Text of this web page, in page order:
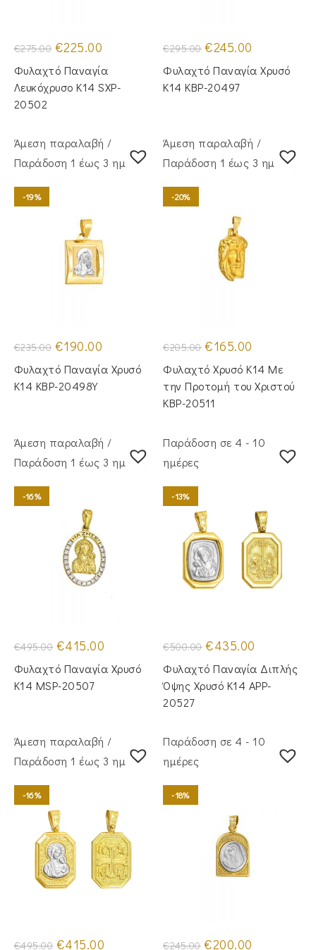
€275.00 Original
price
was:
€275.00.
€225.00
είναι:
€225.00.
Φυλαχτό Παναγία
Λευκόχρυσο Κ14 SXP-
20502
€295.00 Original
price
was:
€295.00.
€245.00
τιμή
είναι:
Φυλαχτό Παναγία Χρυσό
Κ14 KBP-20497
Άμεση παραλαβή /
Παράδoση 1 έως 3 ημέρες
-19%
€235.00 Original
price
was:
€235.00.
€190.00
τιμή
είναι:
Φυλαχτό Παναγία Χρυσό
Κ14 KBP-20498Y
Άμεση παραλαβή /
Παράδoση 1 έως 3 ημέρες
-20%
€205.00 Original
price
was:
€205.00.
€165.00
τιμή
είναι:
€165.00.
Φυλαχτό Χρυσό Κ14 Με
την Προτομή του Χριστού
KBP-20511
Άμεση παραλαβή /
Παράδoση 1 έως 3 ημέρες
-16%
€495.00 Original
price
was:
€495.00.
€415.00
τιμή
είναι:
Φυλαχτό Παναγία Χρυσό
Κ14 MSP-20507
Παράδοση σε 4 - 10
ημέρες
-13%
€500.00 Original
price
was:
€500.00.
€435.00
τιμή
είναι:
€435.00.
Φυλαχτό Παναγία Διπλής
Όψης Χρυσό Κ14 APP-
20527
Άμεση παραλαβή /
Παράδoση 1 έως 3 ημέρες
-16%
€495.00 Original
€415.00
Παράδοση σε 4 - 10
ημέρες
-18%
€245.00 Original
€200.00